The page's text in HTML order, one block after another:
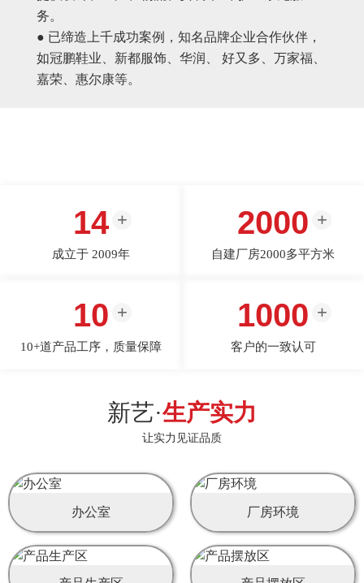
务。
● 已缔造上千成功案例，知名品牌企业合作伙伴，
如冠鹏鞋业、新都服饰、华润、 好又多、万家福、
嘉荣、惠尔康等。
14
成立于 2009年
2000
自建厂房2000多平方米
10
10+道产品工序，质量保障
1000
客户的一致认可
新艺·生产实力
让实力见证品质
办公室 厂房环境